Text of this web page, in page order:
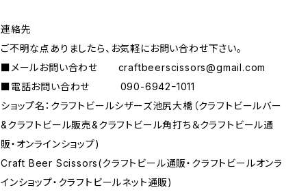
連絡先
ご不明な点ありましたら、お気軽にお問い合わせ下さい。
■メールお問い合わせ craftbeerscissors@gmail.com
■電話お問い合わせ 090-6942ｰ1011
ショップ名：クラフトビールシザーズ池尻大橋（クラフトビールバー
&クラフトビール販売&クラフトビール角打ち＆クラフトビール通
販・オンラインショップ)
Craft Beer Scissors(クラフトビール通販・クラフトビールオンラ
インショップ・クラフトビールネット通販)